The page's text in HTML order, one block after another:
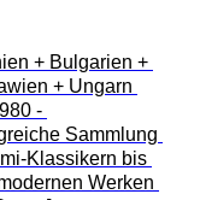
+ Bulgarien +
+ Ungarn
-
Sammlung
Klassikern bis
Werken